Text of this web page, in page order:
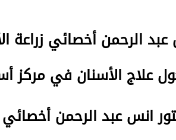
عبد الرحمنأخصائي زراعة
علاج الأسنان في مركز
انس عبد الرحمن